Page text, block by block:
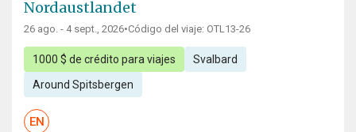
Nordaustlandet
26 ago. - 4 sept., 2026•Código del viaje: OTL13-26
1000 $ de crédito para viajes Svalbard
Around Spitsbergen
EN